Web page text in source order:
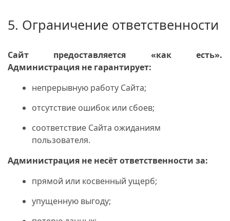
5. Ограничение ответственности
Сайт предоставляется «как есть».
Администрация не гарантирует:
непрерывную работу Сайта;
отсутствие ошибок или сбоев;
соответствие Сайта ожиданиям
пользователя.
Администрация не несёт ответственности за:
прямой или косвенный ущерб;
упущенную выгоду;